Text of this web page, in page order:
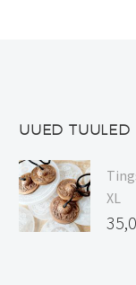
UUED TUULED
XL